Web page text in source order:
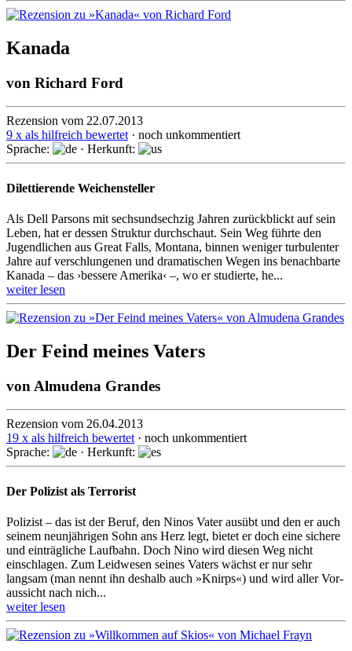
Kanada
von Richard Ford
Rezension vom 22.07.2013
9 x als hilfreich bewertet · noch unkommentiert
Sprache:
· Herkunft:
Dilettierende Weichensteller
Als Dell Parsons mit sechsundsechzig Jahren zurückblickt auf sein
Leben, hat er dessen Struktur durch­schaut. Sein Weg führte den
Jugendlichen aus Great Falls, Montana, binnen weniger turbulenter
Jahre auf verschlungenen und dramatischen Wegen ins benachbarte
Kanada – das ›bessere Amerika‹ –, wo er studier­te, he...
weiter lesen
Der Feind meines Vaters
von Almudena Grandes
Rezension vom 26.04.2013
19 x als hilfreich bewertet · noch unkommentiert
Sprache:
· Herkunft:
Der Polizist als Terrorist
Polizist – das ist der Beruf, den Ninos Vater ausübt und den er auch
seinem neunjährigen Sohn ans Herz legt, bietet er doch eine sichere
und einträgliche Laufbahn. Doch Nino wird diesen Weg nicht
einschlagen. Zum Leidwesen seines Vaters wächst er nur sehr
langsam (man nennt ihn deshalb auch »Knirps«) und wird aller Vor­
aus­sicht nach nich...
weiter lesen